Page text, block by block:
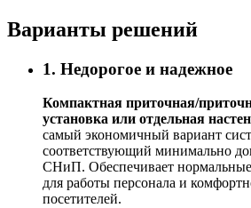
Варианты решений
1. Недорогое и надежное
Компактная приточная/
установка или отдельная
самый экономичный вариант
соответствующий минимально
СНиП. Обеспечивает
для работы персонала и
посетителей.